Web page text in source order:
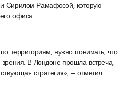
Сирилом Рамафосой, которую
офиса.
территориям, нужно понимать, что
В Лондоне прошла встреча,
стратегия», — отметил